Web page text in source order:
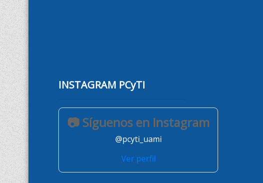
INSTAGRAM PCyTI
📷 Síguenos en Instagram
@pcyti_uami
Ver perfil